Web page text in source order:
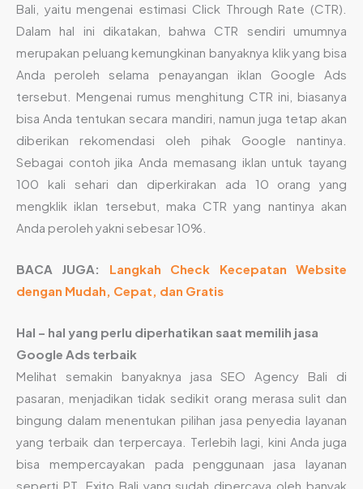
Bali, yaitu mengenai estimasi Click Through Rate (CTR).
Dalam hal ini dikatakan, bahwa CTR sendiri umumnya
merupakan peluang kemungkinan banyaknya klik yang bisa
Anda peroleh selama penayangan iklan Google Ads
tersebut. Mengenai rumus menghitung CTR ini, biasanya
bisa Anda tentukan secara mandiri, namun juga tetap akan
diberikan rekomendasi oleh pihak Google nantinya.
Sebagai contoh jika Anda memasang iklan untuk tayang
100 kali sehari dan diperkirakan ada 10 orang yang
mengklik iklan tersebut, maka CTR yang nantinya akan
Anda peroleh yakni sebesar 10%.
BACA JUGA: Langkah Check Kecepatan Website
dengan Mudah, Cepat, dan Gratis
Hal – hal yang perlu diperhatikan saat memilih jasa
Google Ads terbaik
Melihat semakin banyaknya jasa SEO Agency Bali di
pasaran, menjadikan tidak sedikit orang merasa sulit dan
bingung dalam menentukan pilihan jasa penyedia layanan
yang terbaik dan terpercaya. Terlebih lagi, kini Anda juga
bisa mempercayakan pada penggunaan jasa layanan
seperti PT. Exito Bali yang sudah dipercaya oleh banyak